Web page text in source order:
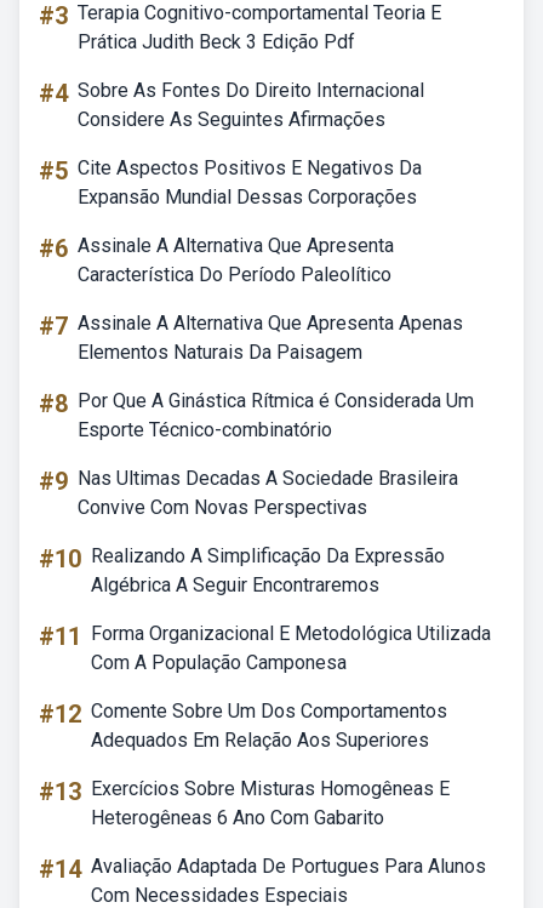
#3 Terapia Cognitivo-comportamental Teoria E
Prática Judith Beck 3 Edição Pdf
#4 Sobre As Fontes Do Direito Internacional
Considere As Seguintes Afirmações
#5 Cite Aspectos Positivos E Negativos Da
Expansão Mundial Dessas Corporações
#6 Assinale A Alternativa Que Apresenta
Característica Do Período Paleolítico
#7 Assinale A Alternativa Que Apresenta Apenas
Elementos Naturais Da Paisagem
#8 Por Que A Ginástica Rítmica é Considerada Um
Esporte Técnico-combinatório
#9 Nas Ultimas Decadas A Sociedade Brasileira
Convive Com Novas Perspectivas
#10 Realizando A Simplificação Da Expressão
Algébrica A Seguir Encontraremos
#11
Forma Organizacional E Metodológica Utilizada
Com A População Camponesa
#12 Comente Sobre Um Dos Comportamentos
Adequados Em Relação Aos Superiores
#13 Exercícios Sobre Misturas Homogêneas E
Heterogêneas 6 Ano Com Gabarito
#14 Avaliação Adaptada De Portugues Para Alunos
Com Necessidades Especiais